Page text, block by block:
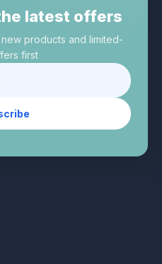
latest offers
products and limited-
first